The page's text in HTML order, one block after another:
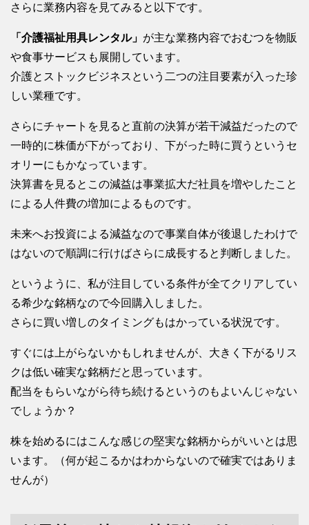
さらに業務内容を見てみると以下です。
「介護福祉用具レンタル」 が主な業務内容でおむつを物販
や食事サービスも展開しています。
介護とストックビジネスという二つの注目要素が入った珍
しい業種です。
さらにチャートを見ると直前の決算が若干減益だったので
一時的に株価が下がっており、下がった時に買うというセ
オリーにもかなっています。
決算書を見るとこの減益は事業拡大だ社員を増やしたこと
による人件費の増加によるものです。
未来へお投資による減益なので事業自体が後退したわけで
はないので順調に行けばさらに成長すると判断しました。
というように、私が注目している条件が全てクリアしてい
る希少な銘柄なので今回購入しました。
さらに買い増しのタイミングもはかっている状況です。
すぐには上がらないかもしれませんが、大きく下がるリス
クは低い確実な銘柄だと思っています。
配当をもらいながら待ち続けるというのもよいんじゃない
でしょうか？
株を始めるにはこんな感じの堅実な銘柄からがいいとは思
います。（何が起こるかはわからないので確実ではありま
せんが）